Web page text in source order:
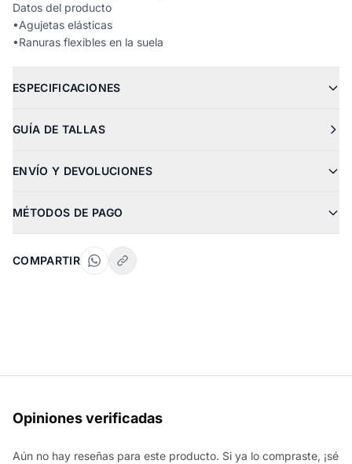
Datos del producto
•Agujetas elásticas
•Ranuras flexibles en la suela
ESPECIFICACIONES
GUÍA DE TALLAS
ENVÍO Y DEVOLUCIONES
MÉTODOS DE PAGO
COMPARTIR
Opiniones verificadas
Aún no hay reseñas para este producto. Si ya lo compraste, ¡sé